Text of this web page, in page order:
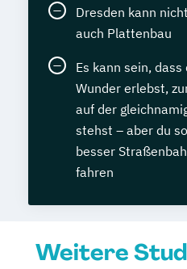
Dresden kann
auch Plattenbau
Es kann sein,
Wunder erlebst,
auf der
stehst – aber du
besser
fahren
Weitere